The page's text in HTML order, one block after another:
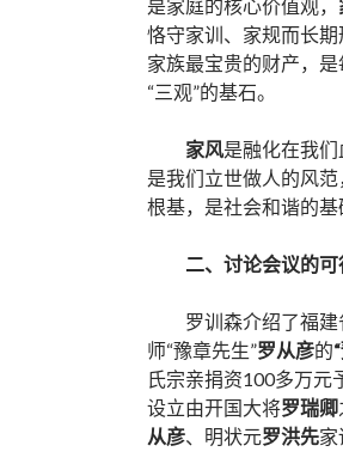
是家庭的核心价值观，
恪守家训、家规而长
家族最宝贵的财产，
“三观”的基石。
家风是融化在我们
是我们立世做人的风
根基，是社会和谐的基
二、 讨论会议的可
罗训森介绍了福
师“豫章先生”罗从彦的
氏宗亲捐资100多万元
设立由开国大将罗瑞卿
从彦、明状元罗洪先家